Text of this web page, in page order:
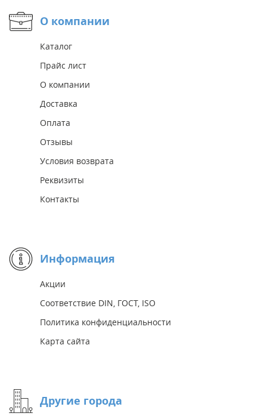
О компании
Каталог
Прайс лист
О компании
Доставка
Оплата
Отзывы
Условия возврата
Реквизиты
Контакты
Информация
Акции
Соответствие DIN, ГОСТ, ISO
Политика конфиденциальности
Карта сайта
Другие города